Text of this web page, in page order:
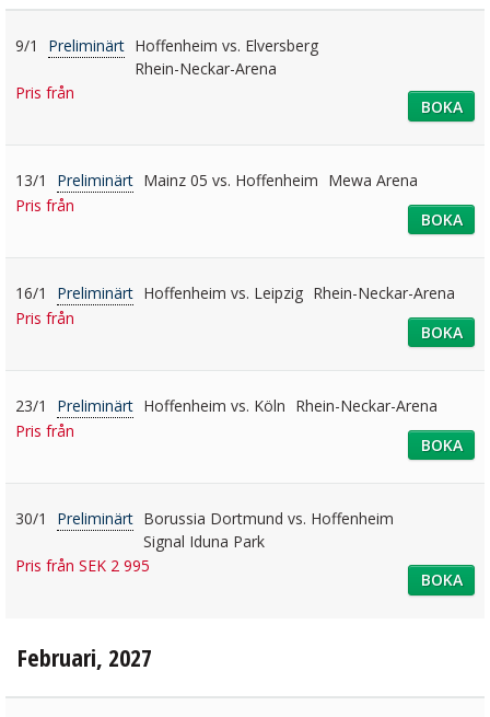
9/1 Preliminärt Hoffenheim vs. Elversberg
Rhein-Neckar-Arena
Pris från
BOKA
13/1 Preliminärt Mainz 05 vs. Hoffenheim Mewa Arena
Pris från
BOKA
16/1 Preliminärt Hoffenheim vs. Leipzig Rhein-Neckar-Arena
Pris från
BOKA
23/1 Preliminärt Hoffenheim vs. Köln Rhein-Neckar-Arena
Pris från
BOKA
30/1 Preliminärt Borussia Dortmund vs. Hoffenheim
Signal Iduna Park
Pris från SEK 2 995
BOKA
Februari, 2027